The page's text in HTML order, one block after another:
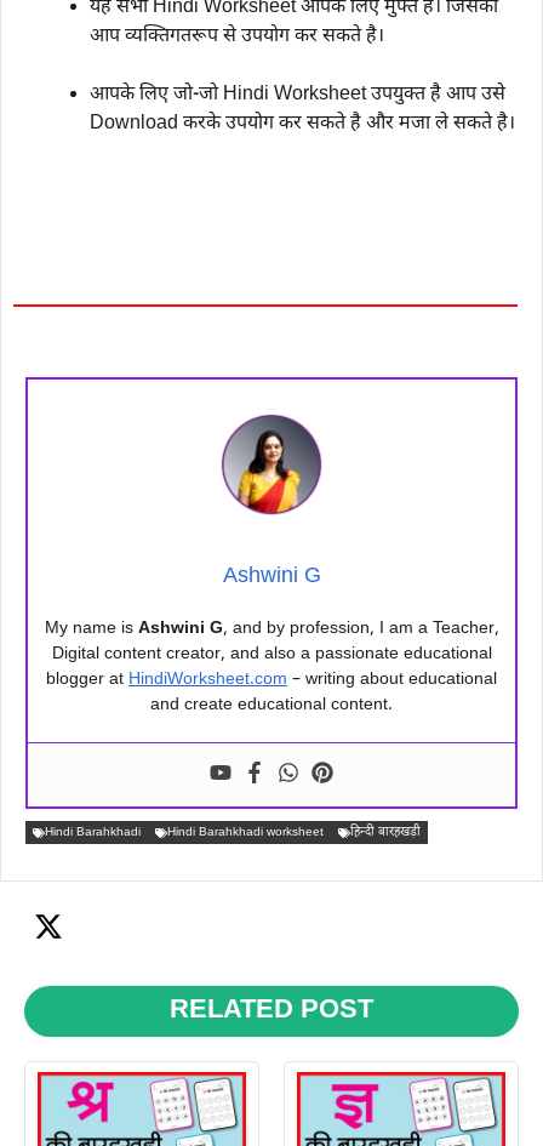
यह सभी Hindi Worksheet आपके लिए मुफ्त है। जिसका
आप व्यक्तिगतरूप से उपयोग कर सकते है।
आपके लिए जो-जो Hindi Worksheet उपयुक्त है आप उसे
Download करके उपयोग कर सकते है और मजा ले सकते है।
Ashwini G
My name is Ashwini G, and by profession, I am a Teacher,
Digital content creator, and also a passionate educational
blogger at HindiWorksheet.com – writing about educational
and create educational content.
Hindi Barahkhadi Hindi Barahkhadi worksheet हिन्दी बारहखड़ी
RELATED POST